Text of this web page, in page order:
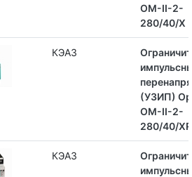
OM-II-2-
280/40/X
КЭАЗ
(УЗИП)
OM-II-2-
280/40/XR
КЭАЗ